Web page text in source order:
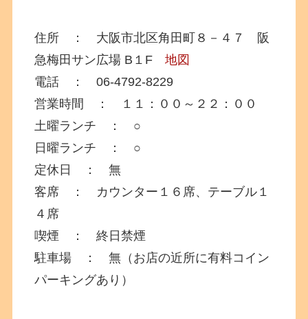
住所 ： 大阪市北区角田町８－４７ 阪
急梅田サン広場 B１F地図
電話 ： 06-4792-8229
営業時間 ： １１：００～２２：００
土曜ランチ ： ○
日曜ランチ ： ○
定休日 ： 無
客席 ： カウンター１６席、テーブル１
４席
喫煙 ： 終日禁煙
駐車場 ： 無（お店の近所に有料コイン
パーキングあり）